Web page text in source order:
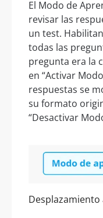
El Modo de
revisar las
un test.
todas las
pregunta era la
en “Activar
respuestas se
su formato
“Desactivar